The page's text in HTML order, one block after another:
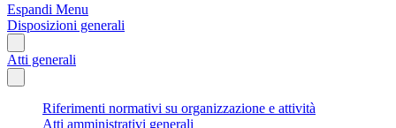
Espandi Menu
Disposizioni generali
Atti generali
Riferimenti normativi su organizzazione e attività
Atti amministrativi generali